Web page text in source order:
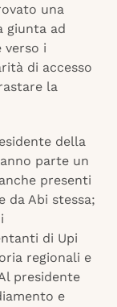
una
giunta ad
verso i
di accesso
la
della
parte un
presenti
da Abi stessa;
di Upi
regionali e
presidente
e